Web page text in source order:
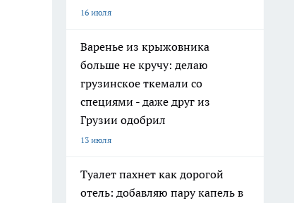
16 июля
Варенье из крыжовника
больше не кручу: делаю
грузинское ткемали со
специями - даже друг из
Грузии одобрил
13 июля
Туалет пахнет как дорогой
отель: добавляю пару капель в